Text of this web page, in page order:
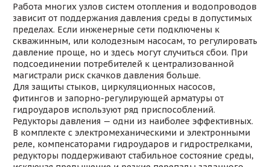
Работа многих узлов систем отопления и водопроводов
зависит от поддержания давления среды в допустимых
пределах. Если инженерные сети подключены к
скважинным, или колодезным насосам, то регулировать
давление проще, но и здесь могут случиться сбои. При
подсоединении потребителей к централизованной
магистрали риск скачков давления больше.
Для защиты стыков, циркуляционных насосов,
фитингов и запорно-регулирующей арматуры от
гидроударов используют ряд приспособлений.
Редукторы давления — одни из наиболее эффективных.
В комплекте с электромеханическими и электронными
реле, компенсаторами гидроударов и гидрострелками,
редукторы поддерживают стабильное состояние среды,